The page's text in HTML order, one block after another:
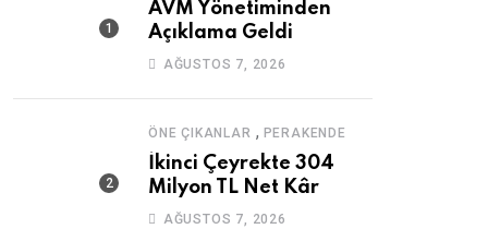
AVM Yönetiminden
Açıklama Geldi
AĞUSTOS 7, 2026
ÖNE ÇIKANLAR , PERAKENDE
İkinci Çeyrekte 304
Milyon TL Net Kâr
AĞUSTOS 7, 2026